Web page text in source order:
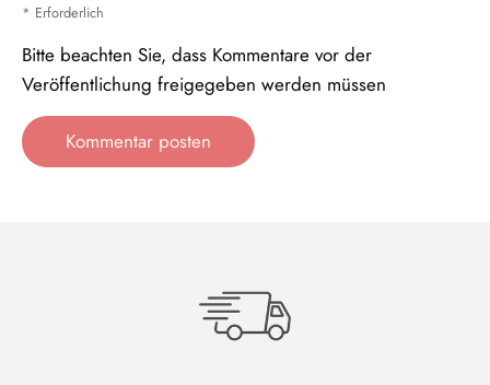
* Erforderlich
Bitte beachten Sie, dass Kommentare vor der
Veröffentlichung freigegeben werden müssen